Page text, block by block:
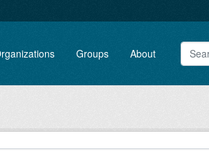
Groups About